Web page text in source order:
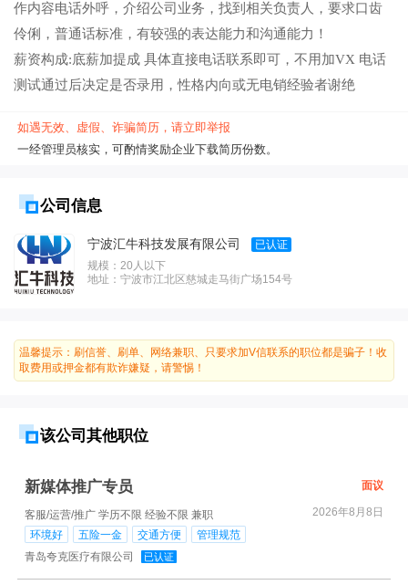
作内容电话外呼，介绍公司业务，找到相关负责人，要求口齿
伶俐，普通话标准，有较强的表达能力和沟通能力！
薪资构成:底薪加提成 具体直接电话联系即可，不用加VX 电话
测试通过后决定是否录用，性格内向或无电销经验者谢绝
如遇无效、虚假、诈骗简历，请立即举报
一经管理员核实，可酌情奖励企业下载简历份数。
公司信息
宁波汇牛科技发展有限公司
已认证
规模：20人以下
地址：宁波市江北区慈城走马街广场154号
温馨提示：刷信誉、刷单、网络兼职、只要求加V信联系的职位都是骗子！收
取费用或押金都有欺诈嫌疑，请警惕！
该公司其他职位
新媒体推广专员 面议
客服/运营/推广 学历不限 经验不限 兼职
2026年8月8日
环境好
五险一金 交通方便
管理规范
青岛夸克医疗有限公司
已认证